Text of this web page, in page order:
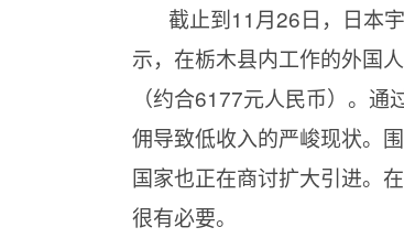
截止到11月26日，日本
示，在栃木县内工作的外国
（约合6177元人民币）。
佣导致低收入的严峻现状。
国家也正在商讨扩大引进。
很有必要。